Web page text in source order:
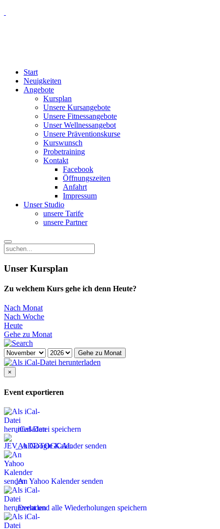
Start
Neuigkeiten
Angebote
Kursplan
Unsere Kursangebote
Unsere Fitnessangebote
Unser Wellnessangebot
Unsere Präventionskurse
Kurswunsch
Probetraining
Kontakt
Facebook
Öffnungszeiten
Anfahrt
Impressum
Unser Studio
unsere Tarife
unsere Partner
Unser Kursplan
Zu welchem Kurs gehe ich denn Heute?
Nach Monat
Nach Woche
Heute
Gehe zu Monat
Gehe zu Monat
×
Event exportieren
iCal-Datei speichern
An Google Kalender senden
An Yahoo Kalender senden
Event und alle Wiederholungen speichern